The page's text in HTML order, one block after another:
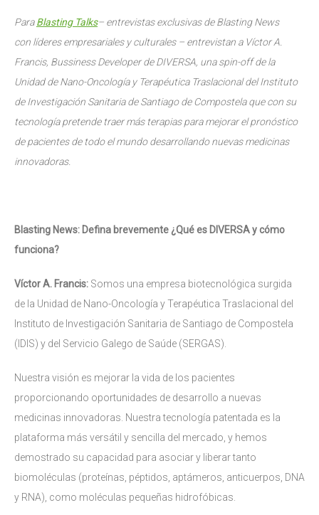
ParaBlasting Talks– entrevistas exclusivas de Blasting News
con líderes empresariales y culturales – entrevistan a Víctor A.
Francis, Bussiness Developer de DIVERSA, una spin-off dela
Unidad de Nano-Oncología y Terapéutica Traslacional del Instituto
de Investigación Sanitaria de Santiago de Compostela que con su
tecnología pretende traer más terapias para mejorar el pronóstico
de pacientes de todo el mundo desarrollando nuevas medicinas
innovadoras.
Blasting News: Defina brevemente ¿Qué es DIVERSA y cómo
funciona?
Víctor A. Francis: Somos una empresa biotecnológica surgida
de la Unidad de Nano-Oncología y Terapéutica Traslacional del
Instituto de Investigación Sanitaria de Santiago de Compostela
(IDIS) y del Servicio Galego de Saúde (SERGAS).
Nuestra visión es mejorar la vida de los pacientes
proporcionando oportunidades de desarrollo a nuevas
medicinas innovadoras. Nuestra tecnología patentada es la
plataforma más versátil y sencilla del mercado, y hemos
demostrado su capacidad para asociar y liberar tanto
biomoléculas (proteínas, péptidos, aptámeros, anticuerpos, DNA
y RNA), como moléculas pequeñas hidrofóbicas.